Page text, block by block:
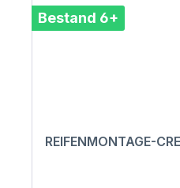
Bestand 6+
REIFENMONTAGE-